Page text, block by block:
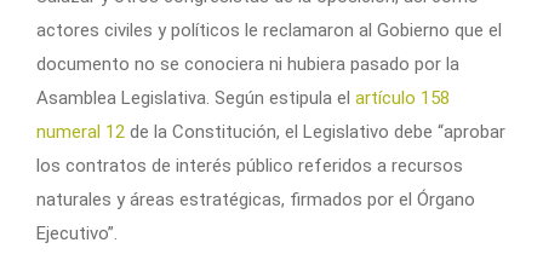
actores civiles y políticos le reclamaron al Gobierno que el
documento no se conociera ni hubiera pasado por la
Asamblea Legislativa. Según estipula el artículo 158
numeral 12 de la Constitución, el Legislativo debe “aprobar
los contratos de interés público referidos a recursos
naturales y áreas estratégicas, firmados por el Órgano
Ejecutivo”.